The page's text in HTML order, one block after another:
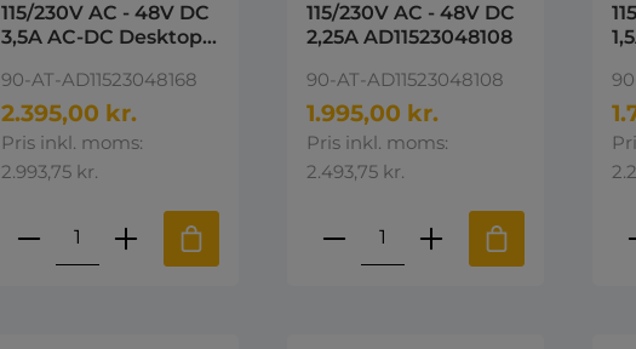
115/230V AC - 48V DC
3,5A AC-DC Desktop
90-AT-AD11523048168
2.395,00 kr.
Pris inkl. moms:
2.993,75 kr.
Produktmængde: Indtast den ønskede
115/230V AC - 48V DC
2,25A AD11523048108
90-AT-AD11523048108
1.995,00 kr.
Pris inkl. moms:
2.493,75 kr.
Produktmængde: